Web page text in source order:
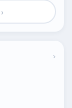
›
›